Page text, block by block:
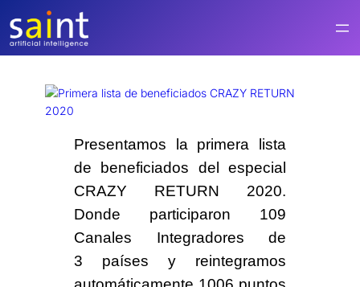
contenido
Presentamos la primera lista
de beneficiados del especial
CRAZY RETURN 2020.
Donde participaron 109
Canales Integradores de
3 países y reintegramos